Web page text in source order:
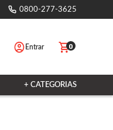
0800-277-3625
Entrar 0
+ CATEGORIAS